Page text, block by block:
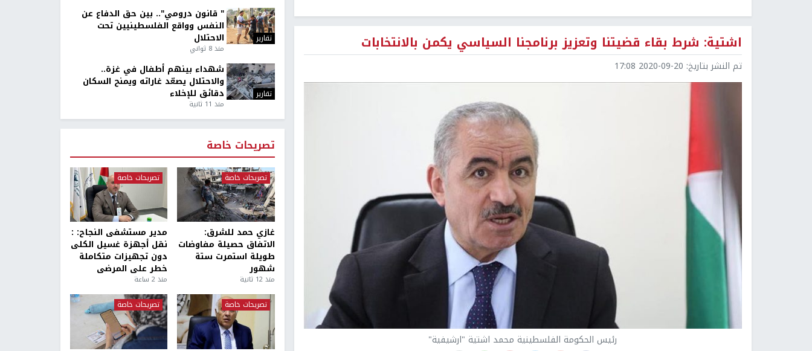
اشتية: شرط بقاء قضيتنا وتعزيز برنامجنا السياسي يكمن بالانتخابات
تم النشر بتاريخ: 2020-09-20 17:08
رئيس الحكومة الفلسطينية محمد اشتية "ارشيفية"
تقارير
" قانون درومي".. بين حق الدفاع عن
النفس وواقع الفلسطينيين تحت
الاحتلال
منذ 8 ثواني
تقارير
شهداء بينهم أطفال في غزة..
والاحتلال يصعّد غاراته ويمنح السكان
دقائق للإخلاء
منذ 11 ثانية
تصريحات خاصة
تصريحات خاصة
غازي حمد للشرق:
الاتفاق حصيلة مفاوضات
طويلة استمرت ستة
شهور
منذ 12 ثانية
تصريحات خاصة
مدير مستشفى النجاح: :
نقل أجهزة غسيل الكلى
دون تجهيزات متكاملة
خطر على المرضى
منذ 2 ساعة
تصريحات خاصة تصريحات خاصة